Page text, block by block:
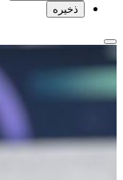
ذخیره